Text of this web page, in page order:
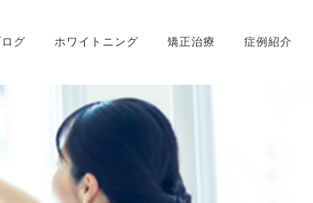
グ ホワイトニング 矯正治療 症例紹介